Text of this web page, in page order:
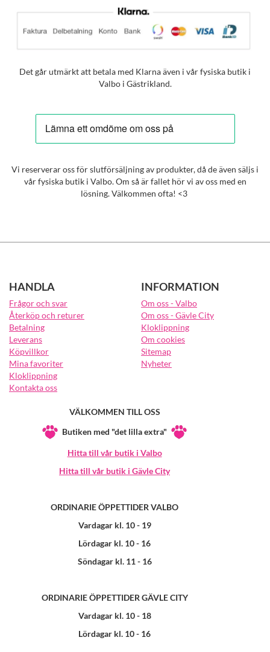
Det går utmärkt att betala med Klarna även i vår fysiska butik i
Valbo i Gästrikland.
Vi reserverar oss för slutförsäljning av produkter, då de även säljs i
vår fysiska butik i Valbo. Om så är fallet hör vi av oss med en
lösning. Välkommen ofta! <3
HANDLA
Frågor och svar
Återköp och returer
Betalning
Leverans
Köpvillkor
Mina favoriter
Kloklippning
Kontakta oss
INFORMATION
Om oss - Valbo
Om oss - Gävle City
Kloklippning
Om cookies
Sitemap
Nyheter
VÄLKOMMEN TILL OSS
Butiken med "det lilla extra"
Hitta till vår butik i Valbo
Hitta till vår butik i Gävle City
ORDINARIE ÖPPETTIDER VALBO
Vardagar kl. 10 - 19
Lördagar kl. 10 - 16
Söndagar kl. 11 - 16
ORDINARIE ÖPPETTIDER GÄVLE CITY
Vardagar kl. 10 - 18
Lördagar kl. 10 - 16